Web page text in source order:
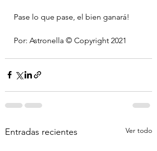
Pase lo que pase, el bien ganará!
Por: Astronella ©️ Copyright 2021
Entradas recientes Ver todo